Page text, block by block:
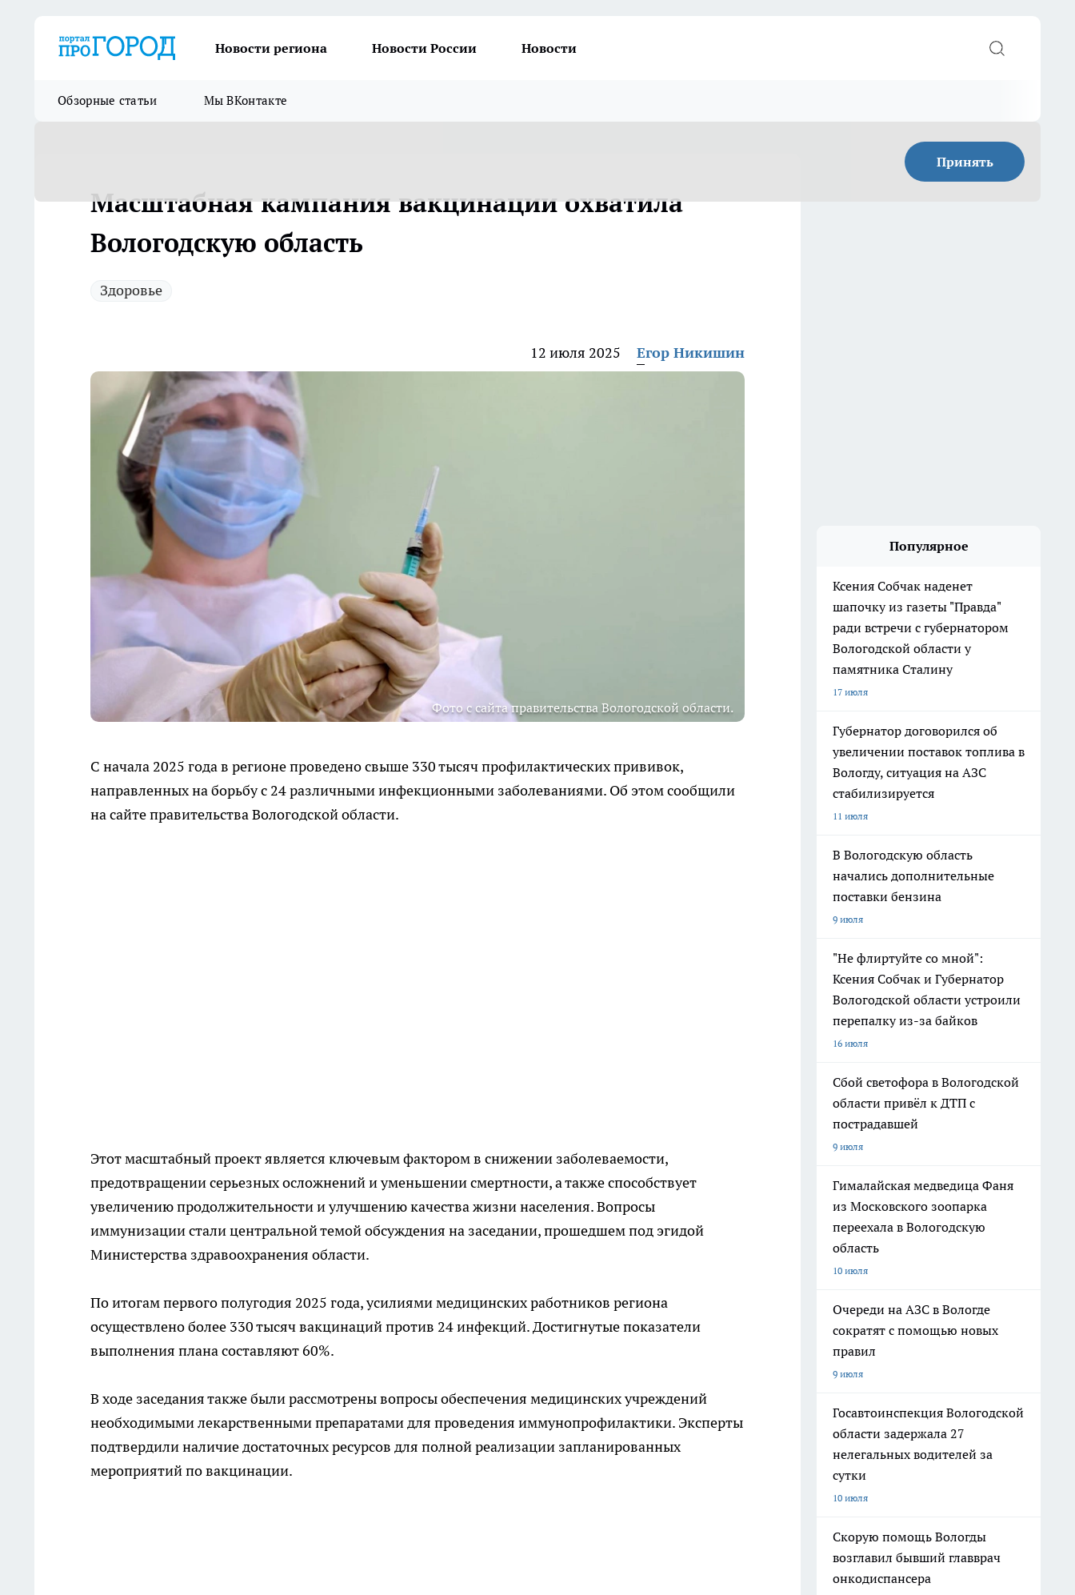
Новости региона Новости России Новости
Обзорные статьи Мы ВКонтакте
Принять
Масштабная кампания вакцинации охватила
Вологодскую область
Здоровье
12 июля 2025 Егор Никишин
Фото с сайта правительства Вологодской области.
С начала 2025 года в регионе проведено свыше 330 тысяч профилактических прививок,
направленных на борьбу с 24 различными инфекционными заболеваниями. Об этом сообщили
на сайте правительства Вологодской области.
Этот масштабный проект является ключевым фактором в снижении заболеваемости,
предотвращении серьезных осложнений и уменьшении смертности, а также способствует
увеличению продолжительности и улучшению качества жизни населения. Вопросы
иммунизации стали центральной темой обсуждения на заседании, прошедшем под эгидой
Министерства здравоохранения области.
По итогам первого полугодия 2025 года, усилиями медицинских работников региона
осуществлено более 330 тысяч вакцинаций против 24 инфекций. Достигнутые показатели
выполнения плана составляют 60%.
В ходе заседания также были рассмотрены вопросы обеспечения медицинских учреждений
необходимыми лекарственными препаратами для проведения иммунопрофилактики. Эксперты
подтвердили наличие достаточных ресурсов для полной реализации запланированных
мероприятий по вакцинации.
Популярное
Ксения Собчак наденет
шапочку из газеты "Правда"
ради встречи с губернатором
Вологодской области у
памятника Сталину
17 июля
Губернатор договорился об
увеличении поставок топлива в
Вологду, ситуация на АЗС
стабилизируется
11 июля
В Вологодскую область
начались дополнительные
поставки бензина
9 июля
"Не флиртуйте со мной":
Ксения Собчак и Губернатор
Вологодской области устроили
перепалку из-за байков
16 июля
Сбой светофора в Вологодской
области привёл к ДТП с
пострадавшей
9 июля
Гималайская медведица Фаня
из Московского зоопарка
переехала в Вологодскую
область
10 июля
Очереди на АЗС в Вологде
сократят с помощью новых
правил
9 июля
Госавтоинспекция Вологодской
области задержала 27
нелегальных водителей за
сутки
10 июля
Скорую помощь Вологды
возглавил бывший главврач
онкодиспансера